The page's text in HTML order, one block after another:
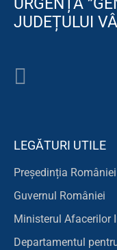
URGENȚĂ
JUDEȚULUI
LEGĂTURI UTILE
Președinția României
Guvernul României
Ministerul Afacerilor
Departamentul